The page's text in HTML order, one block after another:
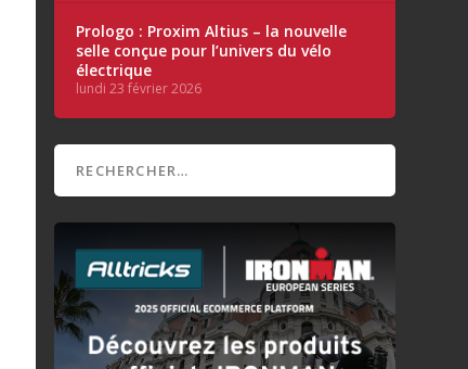
Prologo : Proxim Altius – la nouvelle
selle conçue pour l’univers du vélo
électrique
lundi 23 février 2026